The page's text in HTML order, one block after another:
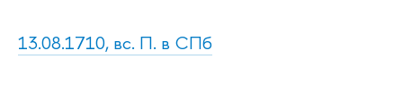
13.08.1710, вс. П. в СПб